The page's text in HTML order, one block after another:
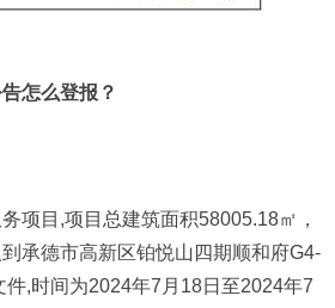
怎么登报？
项目,项目总建筑面积58005.18㎡，
承德市高新区铂悦山四期顺和府G4-
,时间为2024年7月18日至2024年7